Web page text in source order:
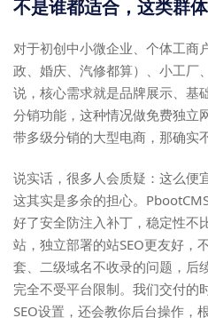
不是谁都适合，这类群
对于初创中小微企业、个体工商
政、婚庆、汽修都算）、小工厂
说，核心需求就是品牌展示、基
分销功能，这种情况做免费独立
带多级分销的大型电商，那确实
说实话，很多人会质疑：这么便
这其实是多余的担心。
好了安全防注入补丁，稳定性不
站，独立部署的站SEO更友好，
套、二级域名不收录的问题，后
完全不受平台限制。我们交付的
SEO设置，还会教你后台操作，